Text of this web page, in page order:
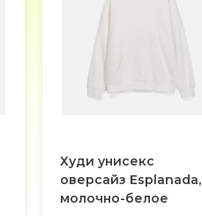
Худи унисекс
оверсайз Esplanada,
молочно-белое